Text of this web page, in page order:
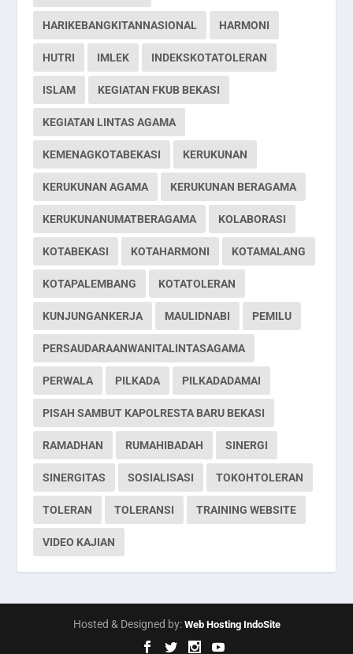
HARIKEBANGKITANNASIONAL HARMONI
HUTRI IMLEK INDEKSKOTATOLERAN
ISLAM KEGIATAN FKUB BEKASI
KEGIATAN LINTAS AGAMA
KEMENAGKOTABEKASI KERUKUNAN
KERUKUNAN AGAMA KERUKUNAN BERAGAMA
KERUKUNANUMATBERAGAMA KOLABORASI
KOTABEKASI KOTAHARMONI KOTAMALANG
KOTAPALEMBANG KOTATOLERAN
KUNJUNGANKERJA MAULIDNABI PEMILU
PERSAUDARAANWANITALINTASAGAMA
PERWALA PILKADA PILKADADAMAI
PISAH SAMBUT KAPOLRESTA BARU BEKASI
RAMADHAN RUMAHIBADAH SINERGI
SINERGITAS SOSIALISASI TOKOHTOLERAN
TOLERAN TOLERANSI TRAINING WEBSITE
VIDEO KAJIAN
Hosted & Designed by: Web Hosting IndoSite